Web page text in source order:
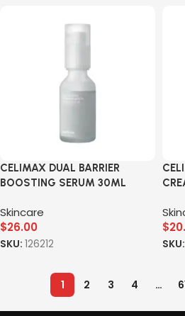
CELIMAX DUAL BARRIER
BOOSTING SERUM 30ML
Skincare
$26.00
SKU: 126212
$
SKU:
1 2 3 4 …
Read More